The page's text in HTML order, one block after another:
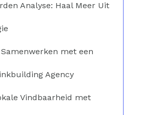
Analyse: Haal Meer Uit
met een
Agency
Vindbaarheid met